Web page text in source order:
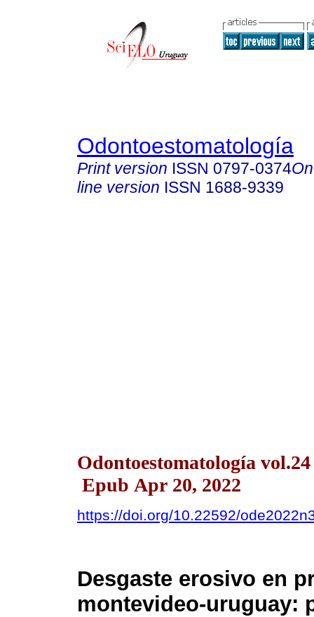
Odontoestomatología
Print version ISSN 0797-0374
line version ISSN 1688-9339
Odontoestomatología
Epub Apr 20, 2022
https://doi.org/10.22592/
Desgaste erosivo en
montevideo-uruguay: